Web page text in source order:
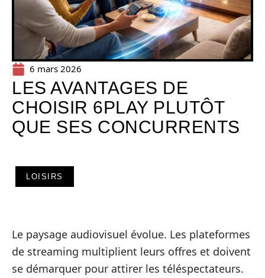
6 mars 2026
LES AVANTAGES DE
CHOISIR 6PLAY PLUTÔT
QUE SES CONCURRENTS
LOISIRS
Le paysage audiovisuel évolue. Les plateformes
de streaming multiplient leurs offres et doivent
se démarquer pour attirer les téléspectateurs.